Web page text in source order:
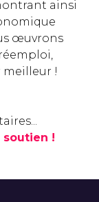
ainsi
œuvrons
!
soutien !